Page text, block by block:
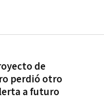
de
perdió otro
a futuro